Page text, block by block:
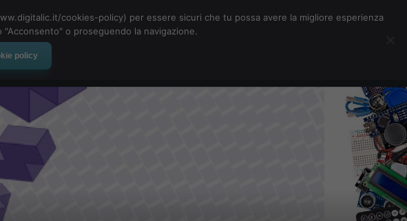
Tech-News
cookies-policy) per essere sicuri che tu possa avere la migliore esperienza
o proseguendo la navigazione.
policy